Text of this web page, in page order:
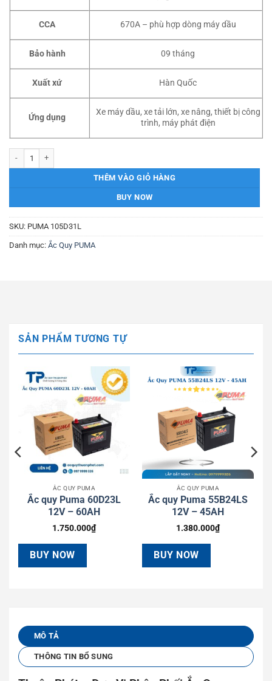
CCA 670A – phù hợp dòng máy dầu
Bảo hành 09 tháng
Xuất xứ Hàn Quốc
Ứng dụng
Xe máy dầu, xe tải lớn, xe nâng, thiết bị công
trình, máy phát điện
THÊM VÀO GIỎ HÀNG
BUY NOW
SKU: PUMA 105D31L
Danh mục: Ắc Quy PUMA
SẢN PHẨM TƯƠNG TỰ
ẮC QUY PUMA
Ắc quy Puma 60D23L
12V – 60AH
1.750.000₫
BUY NOW
ẮC QUY PUMA
Ắc quy Puma 55B24LS
12V – 45AH
1.380.000₫
BUY NOW
MÔ TẢ
THÔNG TIN BỔ SUNG